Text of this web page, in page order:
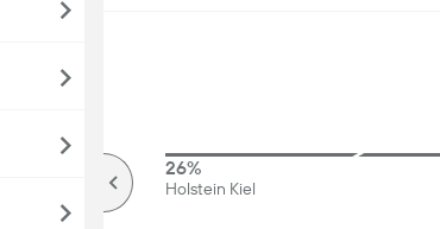
26%
Holstein Kiel